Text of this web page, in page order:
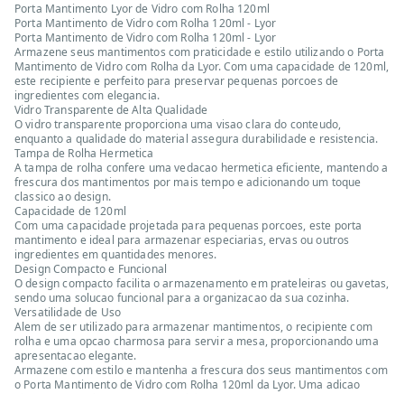
Porta Mantimento Lyor de Vidro com Rolha 120ml
Porta Mantimento de Vidro com Rolha 120ml - Lyor
Porta Mantimento de Vidro com Rolha 120ml - Lyor
Armazene seus mantimentos com praticidade e estilo utilizando o Porta
Mantimento de Vidro com Rolha da Lyor. Com uma capacidade de 120ml,
este recipiente e perfeito para preservar pequenas porcoes de
ingredientes com elegancia.
Vidro Transparente de Alta Qualidade
O vidro transparente proporciona uma visao clara do conteudo,
enquanto a qualidade do material assegura durabilidade e resistencia.
Tampa de Rolha Hermetica
A tampa de rolha confere uma vedacao hermetica eficiente, mantendo a
frescura dos mantimentos por mais tempo e adicionando um toque
classico ao design.
Capacidade de 120ml
Com uma capacidade projetada para pequenas porcoes, este porta
mantimento e ideal para armazenar especiarias, ervas ou outros
ingredientes em quantidades menores.
Design Compacto e Funcional
O design compacto facilita o armazenamento em prateleiras ou gavetas,
sendo uma solucao funcional para a organizacao da sua cozinha.
Versatilidade de Uso
Alem de ser utilizado para armazenar mantimentos, o recipiente com
rolha e uma opcao charmosa para servir a mesa, proporcionando uma
apresentacao elegante.
Armazene com estilo e mantenha a frescura dos seus mantimentos com
o Porta Mantimento de Vidro com Rolha 120ml da Lyor. Uma adicao